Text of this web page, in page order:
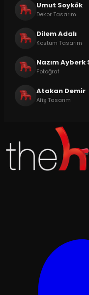
Umut Soykök
Dekor Tasarım
Dilem Adalı
Kostüm Tasarım
Nazım Ayberk
Fotoğraf
Atakan Demir
Afiş Tasarım